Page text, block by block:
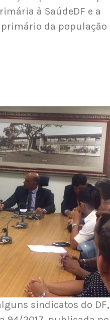
à SaúdeDF e a
da população
sindicatos do DF,